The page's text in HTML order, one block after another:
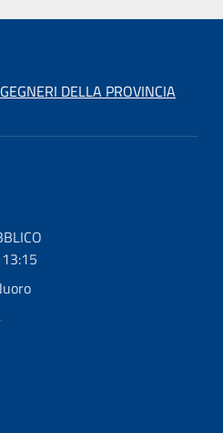
DELLA PROVINCIA